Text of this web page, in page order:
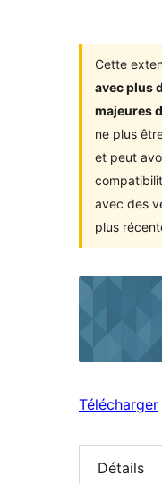
Cette
avec plus
majeures
ne plus
et peut
avec des
plus
Télécharger
Détails